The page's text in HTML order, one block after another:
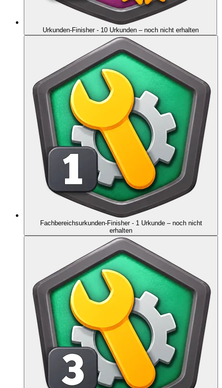
Urkunden-Finisher - 10 Urkunden – noch nicht erhalten
Fachbereichsurkunden-Finisher - 1 Urkunde – noch nicht
erhalten